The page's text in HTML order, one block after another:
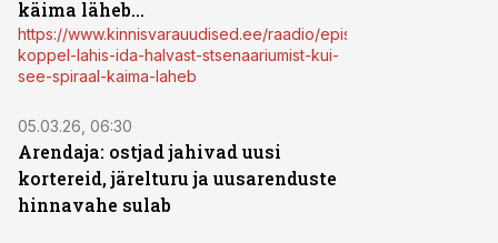
käima läheb...
https://www.kinnisvarauudised.ee/raadio/episood/peeter-
koppel-lahis-ida-halvast-stsenaariumist-kui-
see-spiraal-kaima-laheb
05.03.26, 06:30
Arendaja: ostjad jahivad uusi
kortereid, järelturu ja uusarenduste
hinnavahe sulab